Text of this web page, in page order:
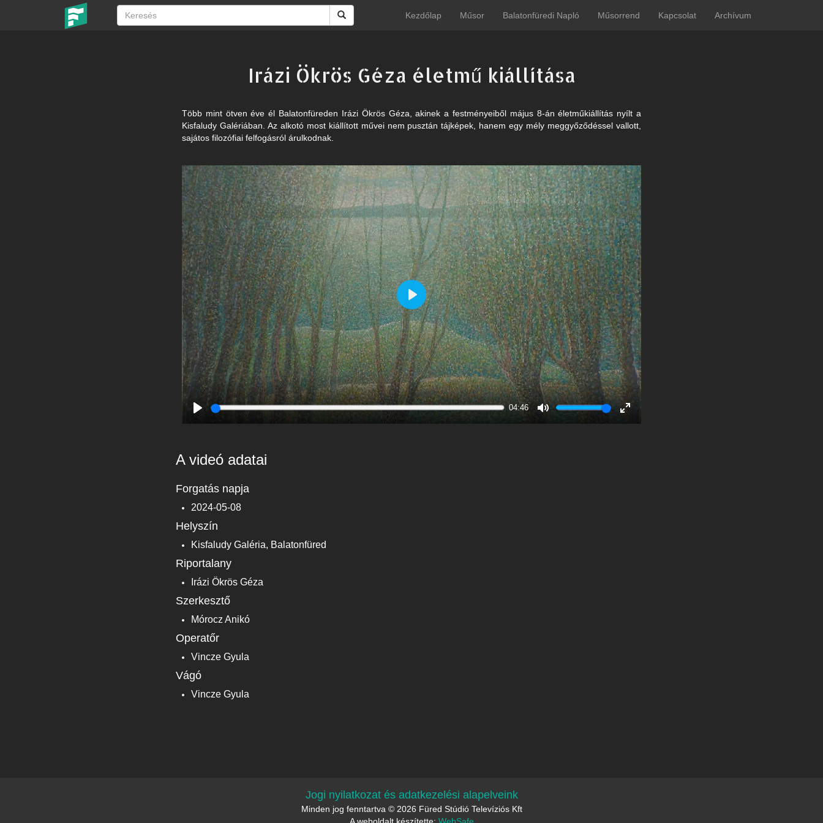
Kezdőlap Műsor Balatonfüredi Napló Műsorrend Kapcsolat Archívum
Irázi Ökrös Géza életmű kiállítása
Több mint ötven éve él Balatonfüreden Irázi Ökrös Géza, akinek a festményeiből május 8-án életműkiállítás nyílt a
Kisfaludy Galériában. Az alkotó most kiállított művei nem pusztán tájképek, hanem egy mély meggyőződéssel vallott,
sajátos filozófiai felfogásról árulkodnak.
04:46
Play
A videó adatai
Forgatás napja
2024-05-08
Helyszín
Kisfaludy Galéria, Balatonfüred
Riportalany
Irázi Ökrös Géza
Szerkesztő
Mórocz Anikó
Operatőr
Vincze Gyula
Vágó
Vincze Gyula
Jogi nyilatkozat és adatkezelési alapelveink
Minden jog fenntartva © 2026 Füred Stúdió Televíziós Kft